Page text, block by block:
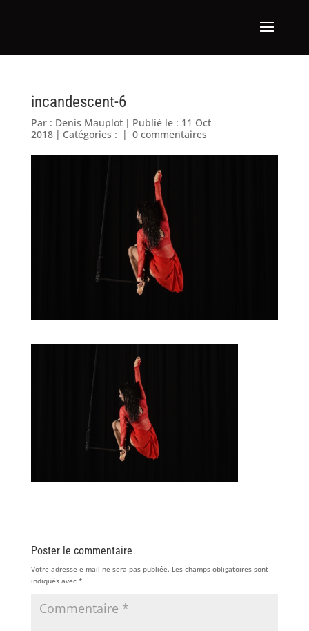
incandescent-6
Par : Denis Mauplot | Publié le : 11 Oct
2018 | Catégories : | 0 commentaires
Poster le commentaire
Votre adresse e-mail ne sera pas publiée. Les champs obligatoires sont
indiqués avec *